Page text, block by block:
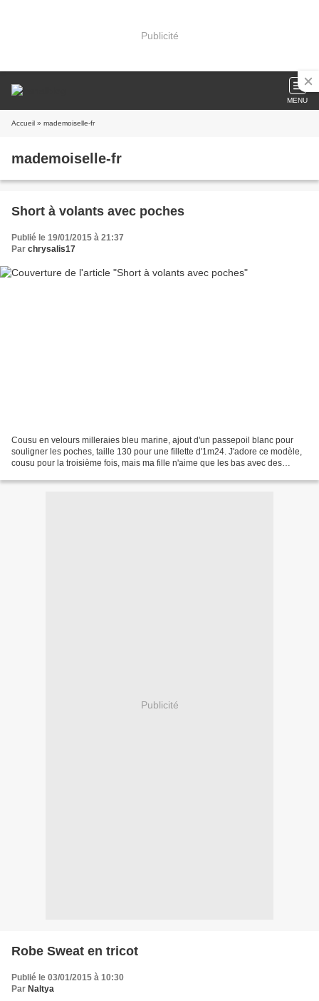
Publicité
MENU
Accueil » mademoiselle-fr
mademoiselle-fr
Short à volants avec poches
Publié le 19/01/2015 à 21:37
Par chrysalis17
Cousu en velours milleraies bleu marine, ajout d'un passepoil blanc pour
souligner les poches, taille 130 pour une fillette d'1m24. J'adore ce modèle,
cousu pour la troisième fois, mais ma fille n'aime que les bas avec des
Publicité
Robe Sweat en tricot
Publié le 03/01/2015 à 10:30
Par Naltya